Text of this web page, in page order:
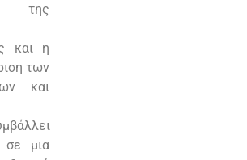
της
και η
των
και
σε μια